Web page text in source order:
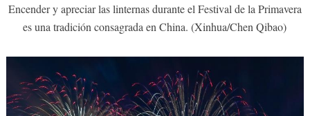
Encender y apreciar las linternas durante el Festival de la Primavera
es una tradición consagrada en China. (Xinhua/Chen Qibao)